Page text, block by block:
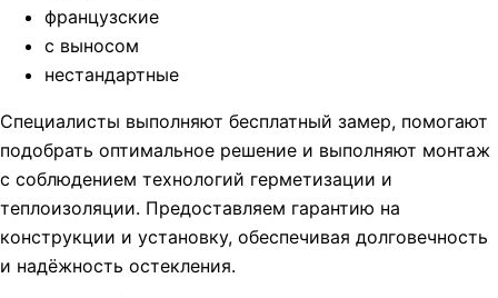
французские
с выносом
нестандартные
Специалисты выполняют бесплатный замер, помогают
подобрать оптимальное решение и выполняют монтаж
с соблюдением технологий герметизации и
теплоизоляции. Предоставляем гарантию на
конструкции и установку, обеспечивая долговечность
и надёжность остекления.